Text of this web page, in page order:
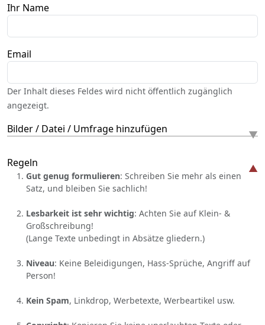
Ihr Name
Email
Der Inhalt dieses Feldes wird nicht öffentlich zugänglich
angezeigt.
Bilder / Datei / Umfrage hinzufügen
Regeln
Gut genug formulieren: Schreiben Sie mehr als einen
Satz, und bleiben Sie sachlich!
Lesbarkeit ist sehr wichtig: Achten Sie auf Klein- &
Großschreibung!
(Lange Texte unbedingt in Absätze gliedern.)
Niveau: Keine Beleidigungen, Hass-Sprüche, Angriff auf
Person!
Kein Spam, Linkdrop, Werbetexte, Werbeartikel usw.